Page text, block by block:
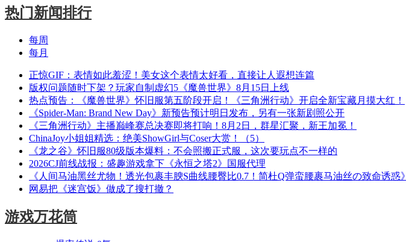
热门新闻排行
每周
每月
正惊GIF：表情如此羞涩！美女这个表情太好看，直接让人遐想连篇
版权问题随时下架？玩家自制虚幻5《魔兽世界》8月15日上线
热点预告：《魔兽世界》怀旧服第五阶段开启！《三角洲行动》开启全新宝藏月摸大红！
《Spider-Man: Brand New Day》新预告预计明日发布，另有一张新剧照公开
《三角洲行动》主播巅峰赛总决赛即将打响！8月2日，群星汇聚，新王加冕！
ChinaJoy小姐姐精选：绝美ShowGirl与Coser大赏！（5）
《龙之谷》怀旧服80级版本爆料：不会照搬正式服，这次要玩点不一样的
2026CJ前线战报：盛趣游戏拿下《永恒之塔2》国服代理
《人间马油黑丝尤物！透光包裹丰腴S曲线腰臀比0.7！简杜Q弹蛮腰裹马油丝の致命诱惑》
网易把《迷宫饭》做成了搜打撤？
游戏万花筒